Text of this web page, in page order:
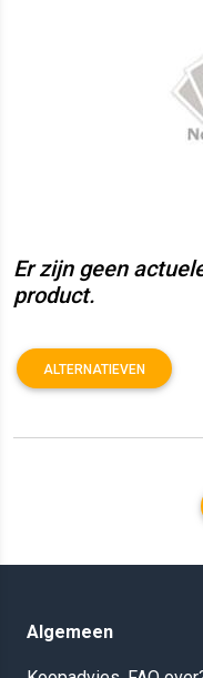
Er zijn geen
product.
ALTERNATIEVEN
Algemeen